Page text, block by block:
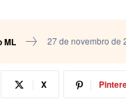
ML 27 de novembro de
X